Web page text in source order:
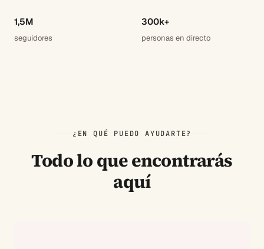
1,5M
seguidores
300k+
personas en directo
¿EN QUÉ PUEDO AYUDARTE?
Todo lo que encontrarás
aquí